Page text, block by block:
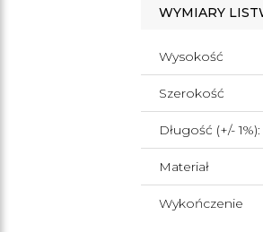
WYMIARY
Wysokość
Szerokość
Długość (+/-
Materiał
Wykończenie